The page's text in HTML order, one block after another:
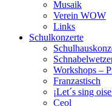
Musaik
Verein WOW
Links
Schulkonzerte
Workshops –
Franzastisch
¡Let´s sing
Ceol